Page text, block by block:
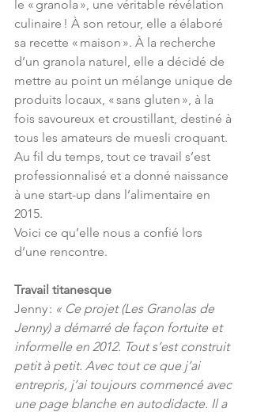
le « granola », une véritable révélation
culinaire ! À son retour, elle a élaboré
sa recette « maison ». À la recherche
d’un granola naturel, elle a décidé de
mettre au point un mélange unique de
produits locaux, « sans gluten », à la
fois savoureux et croustillant, destiné à
tous les amateurs de muesli croquant.
Au fil du temps, tout ce travail s’est
professionnalisé et a donné naissance
à une start-up dans l’alimentaire en
2015.
Voici ce qu’elle nous a confié lors
d’une rencontre.
Travail titanesque
Jenny : « Ce projet (Les Granolas de
Jenny) a démarré de façon fortuite et
informelle en 2012. Tout s’est construit
petit à petit. Avec tout ce que j’ai
entrepris, j’ai toujours commencé avec
une page blanche en autodidacte. Il a